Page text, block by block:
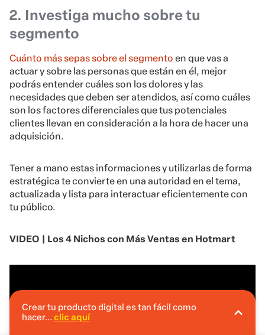
2. Investiga mucho sobre tu
segmento
Cuánto más sepas sobre el segmento en que vas a
actuar y sobre las personas que están en él, mejor
podrás entender cuáles son los dolores y las
necesidades que deben ser atendidos, así como cuáles
son los factores diferenciales que tus potenciales
clientes llevan en consideración a la hora de hacer una
adquisición.
Tener a mano estas informaciones y utilizarlas de forma
estratégica te convierte en una autoridad en el tema,
actualizada y lista para interactuar eficientemente con
tu público.
VIDEO | Los 4 Nichos con Más Ventas en Hotmart
En Hotmart puedes crear tu producto digital
Crear tu producto digital es tan fácil como
hacer... clic aquí